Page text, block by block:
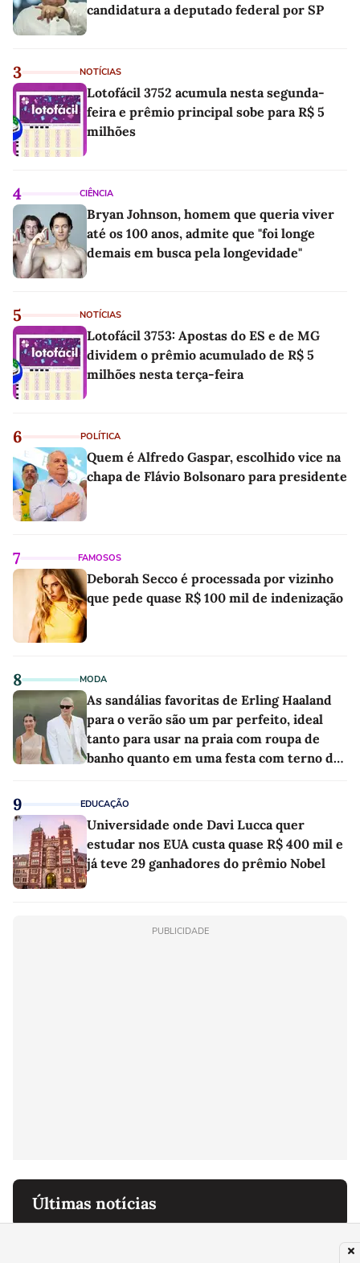
candidatura a deputado federal por SP
3 NOTÍCIAS
Lotofácil 3752 acumula nesta segunda-
feira e prêmio principal sobe para R$ 5
milhões
4 CIÊNCIA
Bryan Johnson, homem que queria viver
até os 100 anos, admite que "foi longe
demais em busca pela longevidade"
5 NOTÍCIAS
Lotofácil 3753: Apostas do ES e de MG
dividem o prêmio acumulado de R$ 5
milhões nesta terça-feira
6 POLÍTICA
Quem é Alfredo Gaspar, escolhido vice na
chapa de Flávio Bolsonaro para presidente
7 FAMOSOS
Deborah Secco é processada por vizinho
que pede quase R$ 100 mil de indenização
8 MODA
As sandálias favoritas de Erling Haaland
para o verão são um par perfeito, ideal
tanto para usar na praia com roupa de
banho quanto em uma festa com terno de
9 EDUCAÇÃO
Universidade onde Davi Lucca quer
estudar nos EUA custa quase R$ 400 mil e
já teve 29 ganhadores do prêmio Nobel
PUBLICIDADE
Últimas notícias